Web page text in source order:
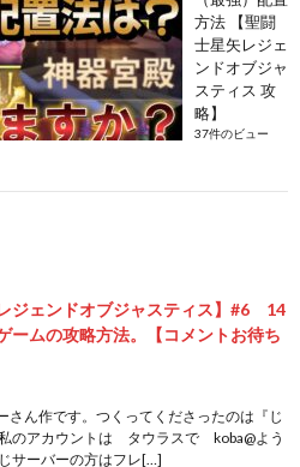
方法 【聖闘
士星矢レジェ
ンドオブジャ
スティス 攻
略】
37件のビュー
レジェンドオブジャスティス】#6 14
ームの攻略方法。【コメントお待ち
さん作です。つくってくださったのは『じ
のアカウントは タウラスで koba@よう
サーバーの方はフレ[…]